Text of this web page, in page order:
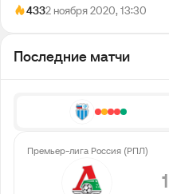
4332 ноября 2020, 13:30
Последние матчи
Премьер-лига Россия (РПЛ)
1